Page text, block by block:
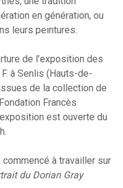
en génération, ou
leurs peintures.
de l’exposition des
à Senlis (Hauts-de-
de la collection de
Francès
est ouverte du
à travailler sur
du Dorian Gray